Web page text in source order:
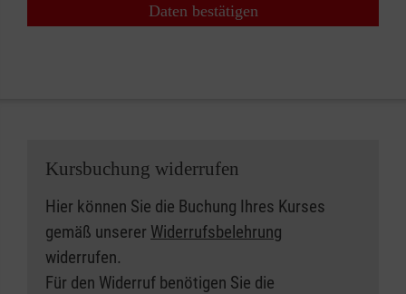
Daten bestätigen
Kursbuchung widerrufen
Hier können Sie die Buchung Ihres Kurses
gemäß unserer Widerrufsbelehrung
widerrufen.
Für den Widerruf benötigen Sie die